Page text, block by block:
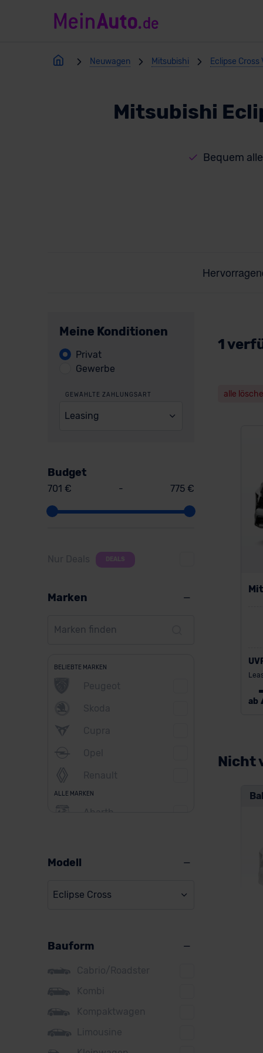
Neuwagen Mitsubishi Eclipse Cross
Mitsubishi
Bequem
Meine Konditionen
Privat
Gewerbe
GEWÄHLTE ZAHLUNGSART
Leasing
Budget
701 € - 775 €
Nur Deals DEALS
Marken
BELIEBTE MARKEN
Peugeot
Skoda
Cupra
Opel
Renault
ALLE MARKEN
Abarth
BMW
Citroen
Cupra
DS
Dacia
Fiat
Modell
Eclipse Cross
Bauform
Cabrio/Roadster
Kombi
Kompaktwagen
Limousine
1
alle
ab
Nicht